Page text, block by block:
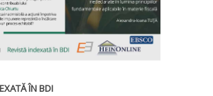
ÎN BDI